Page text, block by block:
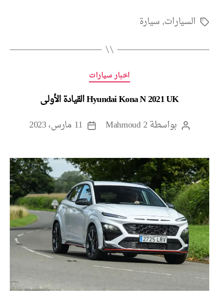
الوسومالسيارات,سيارة
التصنيفات
اخبار سيارات
Hyundai Kona N 2021 UK القيادة الأولى
كاتببواسطةMahmoud 2
تاريخ
11 مارس، 2023